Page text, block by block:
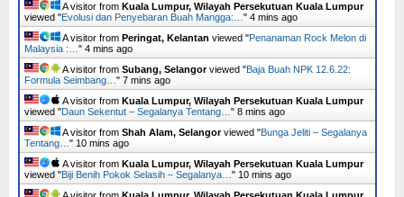
A visitor from Kuala Lumpur, Wilayah Persekutuan Kuala Lumpur
viewed "Evolusi dan Penyebaran Buah Mangga:… " 4 mins ago
A visitor from Peringat, Kelantan viewed "Penanaman Rock Melon di
Malaysia :… " 5 mins ago
A visitor from Subang, Selangorviewed "Baja Buah NPK 12.6.22:
Formula Seimbang… " 7 mins ago
A visitor from Kuala Lumpur, Wilayah Persekutuan Kuala Lumpur
viewed "Daun Sekentut – Segalanya Tentang… " 8 mins ago
A visitor from Shah Alam, Selangorviewed "Bunga Jeliti – Segalanya
Tentang… " 10 mins ago
A visitor from Kuala Lumpur, Wilayah Persekutuan Kuala Lumpur
viewed "Biji Benih Pokok Selasih – Segalanya… " 10 mins ago